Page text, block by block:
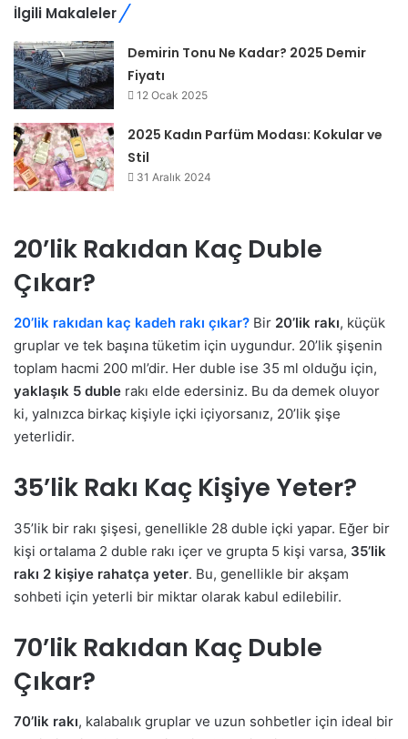
İlgili Makaleler
Demirin Tonu Ne Kadar?​ 2025 Demir
Fiyatı
12 Ocak 2025
2025 Kadın Parfüm Modası: Kokular ve
Stil
31 Aralık 2024
20’lik Rakıdan Kaç Duble
Çıkar?
20’lik rakıdan kaç kadeh rakı çıkar? Bir 20’lik rakı, küçük
gruplar ve tek başına tüketim için uygundur. 20’lik şişenin
toplam hacmi 200 ml’dir. Her duble ise 35 ml olduğu için,
yaklaşık 5 duble rakı elde edersiniz. Bu da demek oluyor
ki, yalnızca birkaç kişiyle içki içiyorsanız, 20’lik şişe
yeterlidir.
35’lik Rakı Kaç Kişiye Yeter?
35’lik bir rakı şişesi, genellikle 28 duble içki yapar. Eğer bir
kişi ortalama 2 duble rakı içer ve grupta 5 kişi varsa, 35’lik
rakı 2 kişiye rahatça yeter. Bu, genellikle bir akşam
sohbeti için yeterli bir miktar olarak kabul edilebilir.
70’lik Rakıdan Kaç Duble
Çıkar?
70’lik rakı, kalabalık gruplar ve uzun sohbetler için ideal bir